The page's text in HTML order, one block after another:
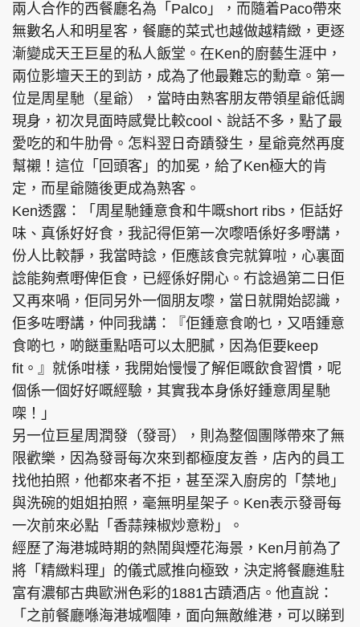
兩人合作的西餐廳名為「Palco」，而隨着Paco帶來
無數名人和明星客，餐廳的菜式也越做越精緻，更逐
漸變成天王巨星的私人飯堂。在Ken的廚藝生涯中，
兩位影壇天王的到訪，成為了他最難忘的勳章。第一
位是周星馳（星爺），當時由熟客朋友帶領星爺低調
現身，初次見面時感覺比較cool、說話不多，點了最
愛吃的和牛肋骨。怎料翌日奇蹟發生，星爺竟然再度
幫襯！這位「回頭客」的加冕，給了Ken極大的肯
定，而星爺隨後更成為熟客。
Ken透露：「周星馳鍾意食和牛嘅short ribs，佢話好
味、真係好好食，我記得佢第一次嚟唔係好多嘢講，
份人比較靜，我當時諗，佢應該食完就算啦，心裏面
諗能夠煮嘢俾佢食，已經係好開心。冇諗過第二日佢
又再來喎，佢同另外一個朋友嚟，當日就開始認識，
佢多咗嘢講，仲同我講：『佢鍾意食啲乜，又唔鍾意
食啲乜，啲餸重點唔可以太肥膩，因為佢要keep
fit。』就係咁樣，我開始慢慢了解佢嘅飲食習慣，呢
個係一個好好嘅經驗，其實我本身係好鍾意周星馳
㗎！」
另一位巨星周潤發（發哥），則為整個團隊帶來了無
限歡樂，因為發哥每次來到都極度友善，店內的員工
找他拍照，他都來者不拒，甚至深入廚房的「禁地」
與洗碗的姐姐拍照，毫無明星架子。Ken表示發哥每
一次前來必點「香蒜辣椒炒意粉」。
經歷了海港城時期的熱鬧與煙花海景，Ken月前為了
將「精緻料理」的儀式感推向極致，決定將餐廳進駐
富有濃郁古典歐洲色彩的1881古蹟酒店。他直說：
「之前餐廳喺海港城嗰陣，面向無敵維港，可以睇到